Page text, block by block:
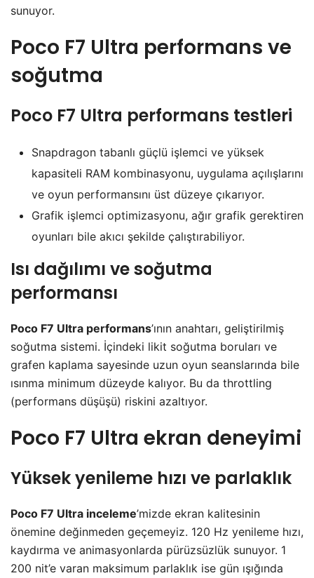
sunuyor.
Poco F7 Ultra performans ve
soğutma
Poco F7 Ultra performans testleri
Snapdragon tabanlı güçlü işlemci ve yüksek
kapasiteli RAM kombinasyonu, uygulama açılışlarını
ve oyun performansını üst düzeye çıkarıyor.
Grafik işlemci optimizasyonu, ağır grafik gerektiren
oyunları bile akıcı şekilde çalıştırabiliyor.
Isı dağılımı ve soğutma
performansı
Poco F7 Ultra performans’ının anahtarı, geliştirilmiş
soğutma sistemi. İçindeki likit soğutma boruları ve
grafen kaplama sayesinde uzun oyun seanslarında bile
ısınma minimum düzeyde kalıyor. Bu da throttling
(performans düşüşü) riskini azaltıyor.
Poco F7 Ultra ekran deneyimi
Yüksek yenileme hızı ve parlaklık
Poco F7 Ultra inceleme’mizde ekran kalitesinin
önemine değinmeden geçemeyiz. 120 Hz yenileme hızı,
kaydırma ve animasyonlarda pürüzsüzlük sunuyor. 1
200 nit’e varan maksimum parlaklık ise gün ışığında